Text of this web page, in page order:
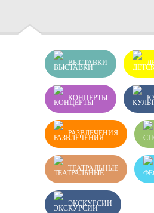
ВЫСТАВКИ
КОНЦЕРТЫ
РАЗВЛЕЧЕНИЯ
ТЕАТРАЛЬНЫЕ
ЭКСКУРСИИ